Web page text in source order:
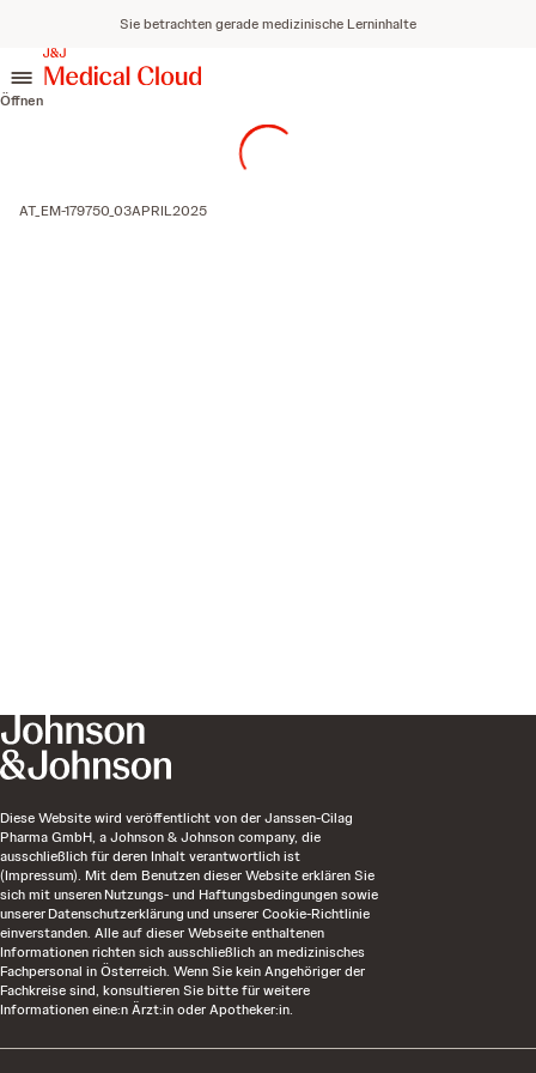
Sie betrachten gerade medizinische Lerninhalte
zum Inhalt springen
Öffnen
AT_EM-179750_03APRIL2025
Diese Website wird veröffentlicht von der Janssen-Cilag
Pharma GmbH, a Johnson & Johnson company, die
ausschließlich für deren Inhalt verantwortlich ist
(Impressum). Mit dem Benutzen dieser Website erklären Sie
sich mit unseren Nutzungs- und Haftungsbedingungen sowie
unserer Datenschutzerklärung und unserer Cookie-Richtlinie
einverstanden. Alle auf dieser Webseite enthaltenen
Informationen richten sich ausschließlich an medizinisches
Fachpersonal in Österreich. Wenn Sie kein Angehöriger der
Fachkreise sind, konsultieren Sie bitte für weitere
Informationen eine:n Ärzt:in oder Apotheker:in.